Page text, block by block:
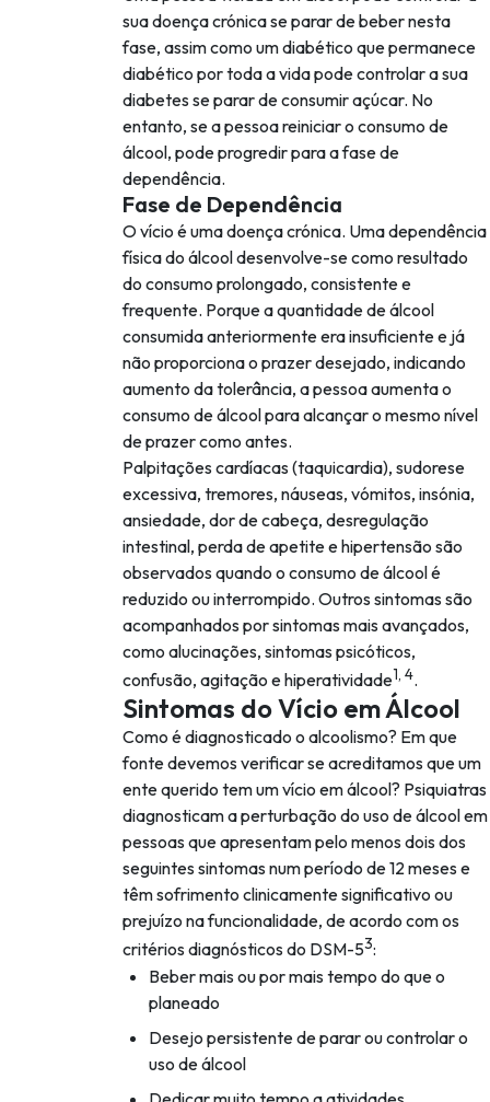
sua doença crónica se parar de beber nesta
fase, assim como um diabético que permanece
diabético por toda a vida pode controlar a sua
diabetes se parar de consumir açúcar. No
entanto, se a pessoa reiniciar o consumo de
álcool, pode progredir para a fase de
dependência.
Fase de Dependência
O vício é uma doença crónica. Uma dependência
física do álcool desenvolve-se como resultado
do consumo prolongado, consistente e
frequente. Porque a quantidade de álcool
consumida anteriormente era insuficiente e já
não proporciona o prazer desejado, indicando
aumento da tolerância, a pessoa aumenta o
consumo de álcool para alcançar o mesmo nível
de prazer como antes.
Palpitações cardíacas (taquicardia), sudorese
excessiva, tremores, náuseas, vómitos, insónia,
ansiedade, dor de cabeça, desregulação
intestinal, perda de apetite e hipertensão são
observados quando o consumo de álcool é
reduzido ou interrompido. Outros sintomas são
acompanhados por sintomas mais avançados,
como alucinações, sintomas psicóticos,
confusão, agitação e hiperatividade1, 4.
Sintomas do Vício em Álcool
Como é diagnosticado o alcoolismo? Em que
fonte devemos verificar se acreditamos que um
ente querido tem um vício em álcool? Psiquiatras
diagnosticam a perturbação do uso de álcool em
pessoas que apresentam pelo menos dois dos
seguintes sintomas num período de 12 meses e
têm sofrimento clinicamente significativo ou
prejuízo na funcionalidade, de acordo com os
critérios diagnósticos do DSM-53:
Beber mais ou por mais tempo do que o
planeado
Desejo persistente de parar ou controlar o
uso de álcool